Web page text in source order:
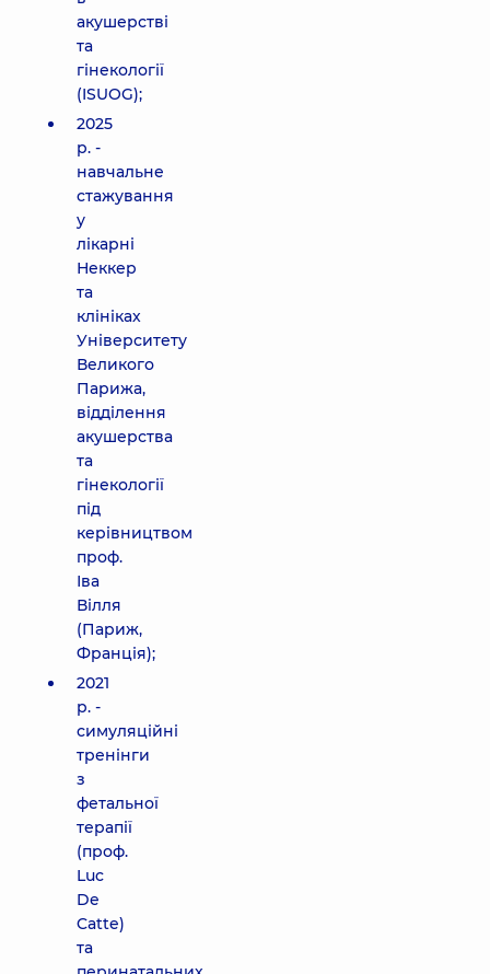
акушерстві
та
гінекології
(ISUOG);
2025
р. -
навчальне
стажування
у
лікарні
Неккер
та
клініках
Університету
Великого
Парижа,
відділення
акушерства
та
гінекології
під
керівництвом
проф.
Іва
Вілля
(Париж,
Франція);
2021
р. -
симуляційні
тренінги
з
фетальної
терапії
(проф.
Luc
De
Catte)
та